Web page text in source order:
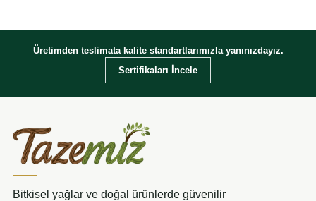
Üretimden teslimata kalite standartlarımızla yanınızdayız.
Sertifikaları İncele
Bitkisel yağlar ve doğal ürünlerde güvenilir